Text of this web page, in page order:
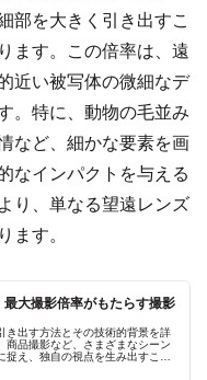
部を大きく引き出すこ
ます。この倍率は、遠
近い被写体の微細なデ
。特に、動物の毛並み
など、細かな要素を画
なインパクトを与える
り、単なる望遠レンズ
ます。
大撮影倍率がもたらす撮影
き出す方法とその技術的背景を詳
商品撮影など、さまざまなシーン
え、独自の視点を生み出すこの